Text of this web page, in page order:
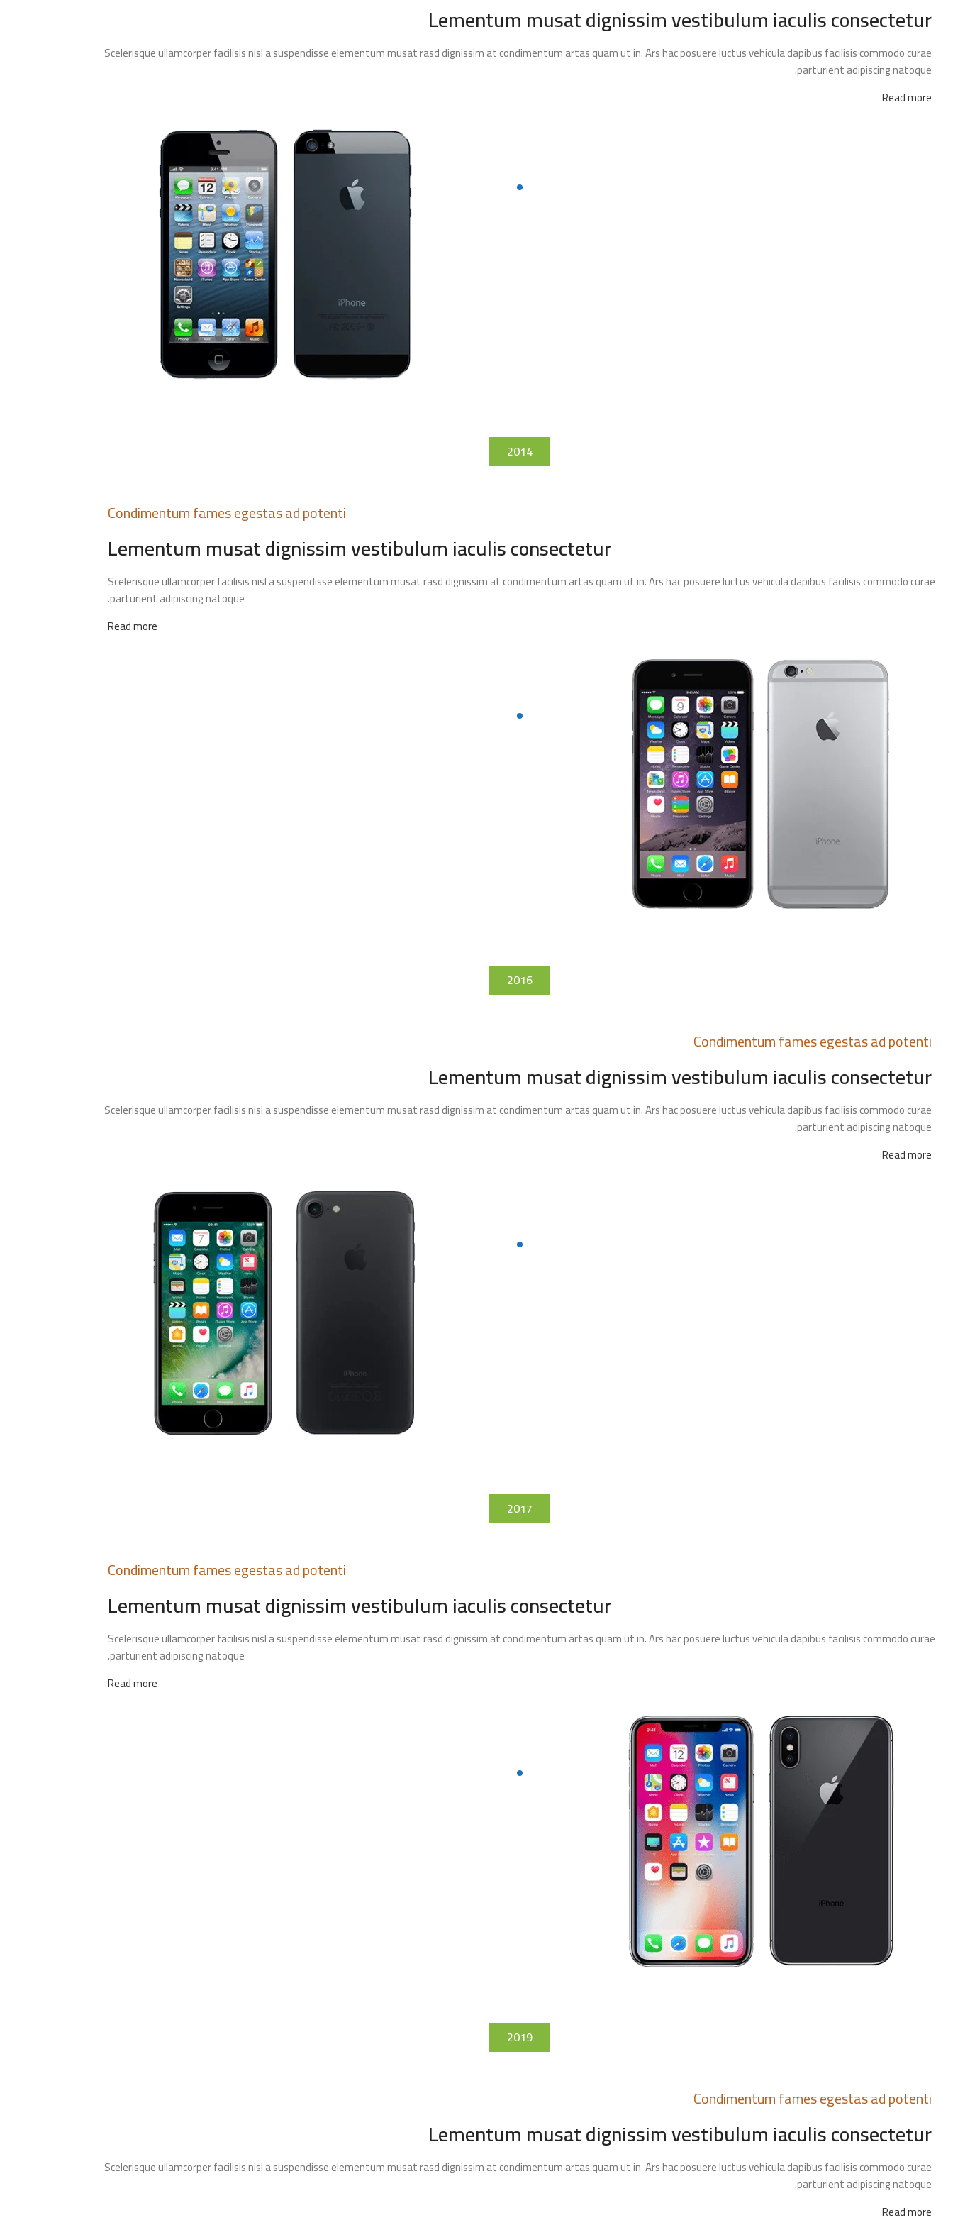
Lementum musat dignissim vestibulum iaculis consectetur
Scelerisque ullamcorper facilisis nisl a suspendisse elementum musat rasd dignissim at condimentum artas quam ut in. Ars hac posuere luctus vehicula dapibus facilisis commodo curae
parturient adipiscing natoque.
Read more
2014
Condimentum fames egestas ad potenti
Lementum musat dignissim vestibulum iaculis consectetur
Scelerisque ullamcorper facilisis nisl a suspendisse elementum musat rasd dignissim at condimentum artas quam ut in. Ars hac posuere luctus vehicula dapibus facilisis commodo curae
parturient adipiscing natoque.
Read more
2016
Condimentum fames egestas ad potenti
Lementum musat dignissim vestibulum iaculis consectetur
Scelerisque ullamcorper facilisis nisl a suspendisse elementum musat rasd dignissim at condimentum artas quam ut in. Ars hac posuere luctus vehicula dapibus facilisis commodo curae
parturient adipiscing natoque.
Read more
2017
Condimentum fames egestas ad potenti
Lementum musat dignissim vestibulum iaculis consectetur
Scelerisque ullamcorper facilisis nisl a suspendisse elementum musat rasd dignissim at condimentum artas quam ut in. Ars hac posuere luctus vehicula dapibus facilisis commodo curae
parturient adipiscing natoque.
Read more
2019
Condimentum fames egestas ad potenti
Lementum musat dignissim vestibulum iaculis consectetur
Scelerisque ullamcorper facilisis nisl a suspendisse elementum musat rasd dignissim at condimentum artas quam ut in. Ars hac posuere luctus vehicula dapibus facilisis commodo curae
parturient adipiscing natoque.
Read more